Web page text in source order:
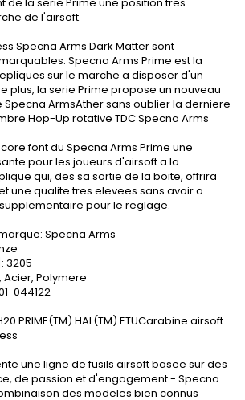
de l'airsoft.
Specna Arms Dark Matter sont
Specna Arms Prime est la
sur le marche a disposer d'un
plus, la serie Prime propose un nouveau
Specna ArmsAther sans oublier la derniere
Hop-Up rotative TDC Specna Arms
font du Specna Arms Prime une
pour les joueurs d'airsoft a la
qui, des sa sortie de la boite, offrira
une qualite tres elevees sans avoir a
pour le reglage.
Specna Arms
3205
Acier, Polymere
044122
PRIME(TM) HAL(TM) ETUCarabine airsoft
une ligne de fusils airsoft basee sur des
de passion et d'engagement - Specna
des modeles bien connus